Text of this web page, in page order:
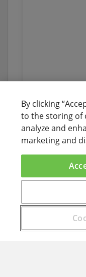
Encuentra
By clicking
to the storing of
analyze and
marketing and